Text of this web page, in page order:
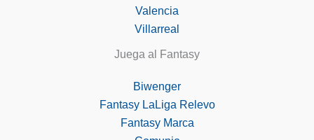
Valencia
Villarreal
Juega al Fantasy
Biwenger
Fantasy LaLiga Relevo
Fantasy Marca